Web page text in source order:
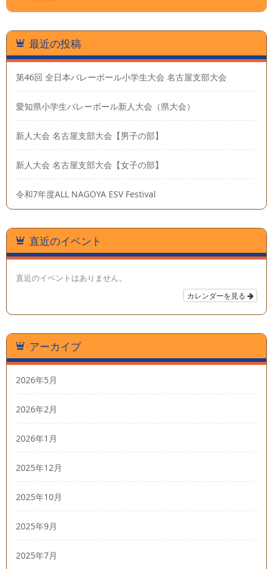
最近の投稿
第46回 全日本バレーボール小学生大会 名古屋支部大会
愛知県小学生バレーボール新人大会（県大会）
新人大会 名古屋支部大会【男子の部】
新人大会 名古屋支部大会【女子の部】
令和7年度ALL NAGOYA ESV Festival
直近のイベント
直近のイベントはありません。
カレンダーを見る
アーカイブ
2026年5月
2026年2月
2026年1月
2025年12月
2025年10月
2025年9月
2025年7月